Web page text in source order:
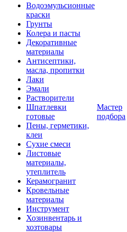
Водоэмульсионные
краски
Грунты
Колера и пасты
Декоративные
материалы
Антисептики,
масла, пропитки
Лаки
Эмали
Растворители
Шпатлевки
готовые
Пены, герметики,
клеи
Сухие смеси
Листовые
материалы,
утеплитель
Керамогранит
Кровельные
материалы
Инструмент
Хозинвентарь и
хозтовары
Мастер
подбора